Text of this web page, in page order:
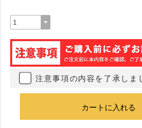
注意事項の内容を了承しま